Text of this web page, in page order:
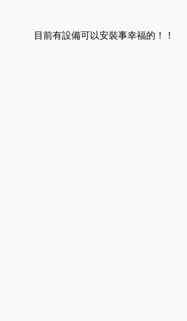
	目前有設備可以安裝事幸福的！！